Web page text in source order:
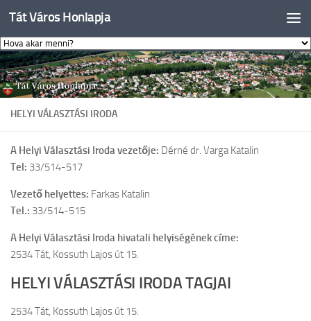
Skip to content
Tát Város Honlapja
HELYI VÁLASZTÁSI IRODA
A Helyi Választási Iroda vezetője: Dérné dr. Varga Katalin
Tel: 33/514-517
Vezető helyettes: Farkas Katalin
Tel.: 33/514-515
A Helyi Választási Iroda hivatali helyiségének címe:
2534 Tát, Kossuth Lajos út 15.
HELYI VÁLASZTÁSI IRODATAGJAI
2534 Tát, Kossuth Lajos út 15.